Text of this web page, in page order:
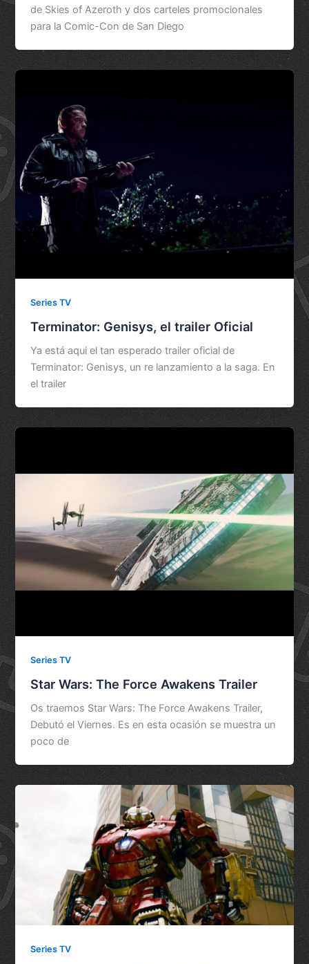
de Skies of Azeroth y dos carteles promocionales
para la Comic-Con de San Diego
Series TV
Terminator: Genisys, el trailer Oficial
Ya está aqui el tan esperado trailer oficial de
Terminator: Genisys, un re lanzamiento a la saga. En
el trailer
Series TV
Star Wars: The Force Awakens Trailer
Os traemos Star Wars: The Force Awakens Trailer,
Debutó el Viernes. Es en esta ocasión se muestra un
poco de
Series TV